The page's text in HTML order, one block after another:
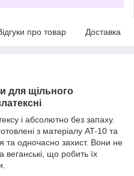
про товар Доставка
для щільного
і абсолютно без запаху.
з матеріалу AT-10 та
та одночасно захист. Вони не
веганські, що робить їх